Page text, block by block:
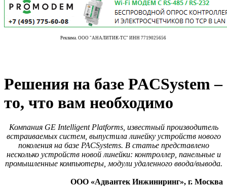
Реклама. ООО "АНАЛИТИК-ТС" ИНН 7719025656
Решения на базе PACSystem –
то, что вам необходимо
Компания GE Intelligent Platforms, известный производитель
встраиваемых систем, выпустила линейку устройств нового
поколения на базе PACSystems. В статье представлено
несколько устройств новой линейки: контроллер, панельные и
промышленные компьютеры, модули удаленного ввода/вывода.
ООО «Адвантек Инжиниринг», г. Москва